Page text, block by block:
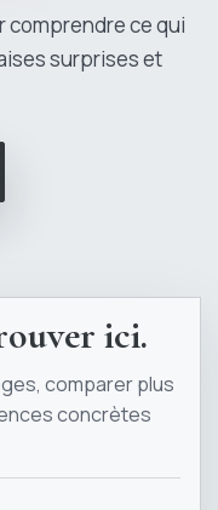
comprendre ce qui
surprises et
ici.
comparer plus
concrètes